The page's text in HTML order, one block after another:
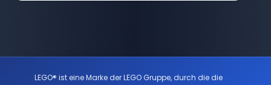
LEGO® ist eine Marke der LEGO Gruppe, durch die die